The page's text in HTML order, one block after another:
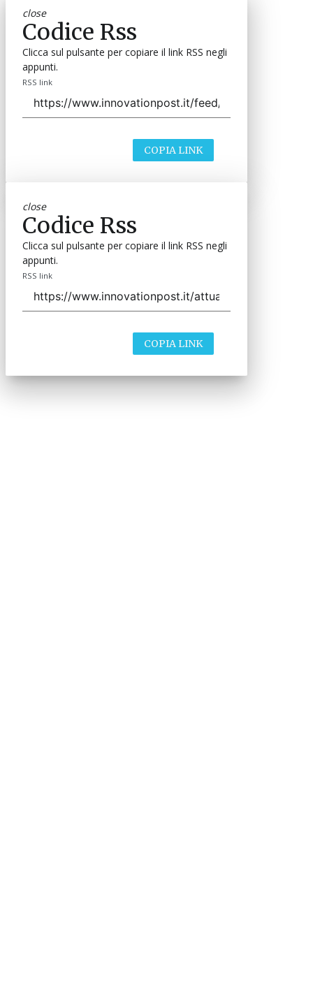
close
Codice Rss
Clicca sul pulsante per copiare il link RSS negli
appunti.
RSS link
COPIA LINK
close
Codice Rss
Clicca sul pulsante per copiare il link RSS negli
appunti.
RSS link
COPIA LINK